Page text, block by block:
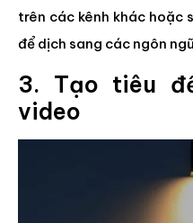
trên các kênh khác hoặc
để dịch sang các ngôn
3. Tạo tiêu
video